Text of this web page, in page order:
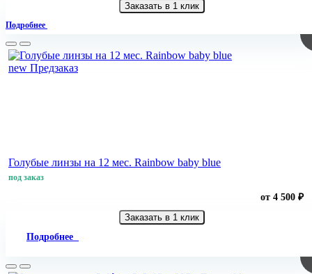
Заказать в 1 клик
Подробнее
new Предзаказ
Голубые линзы на 12 мес. Rainbow baby blue
под заказ
от 4 500 ₽
Заказать в 1 клик
Подробнее